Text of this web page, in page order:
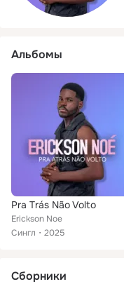
Альбомы
Pra Trás Não Volto
Erickson Noe
Сингл
2025
Сборники